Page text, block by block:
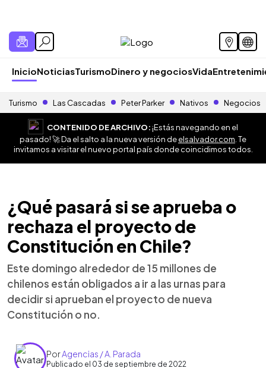
InicioNoticiasTurismoDinero y negociosVida
Turismo Las Cascadas Peter Parker Nativos Negocios
CONTENIDO DE ARCHIVO:¡Estás navegando en el
pasado! 🚀 Da el salto a la nueva versión deelsalvador.com . Te
invitamos a visitar el nuevo portal país donde coincidimos todos.
¿Qué pasará si se aprueba o
rechaza el proyecto de
Constitución en Chile?
Este domingo alrededor de 15 millones de
chilenos están obligados a ir a las urnas para
decidir si aprueban el proyecto de nueva
Constitución o no.
PorAgencias / A. Parada
Publicado el 03 de septiembre de 2022